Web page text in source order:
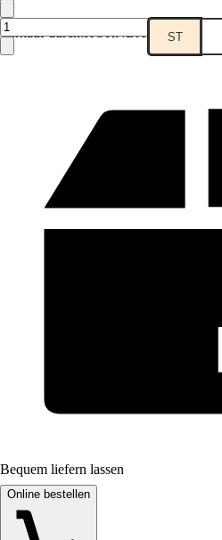
Verkauf durch:HORNBACH ST
Bequem liefern lassen
Online bestellen